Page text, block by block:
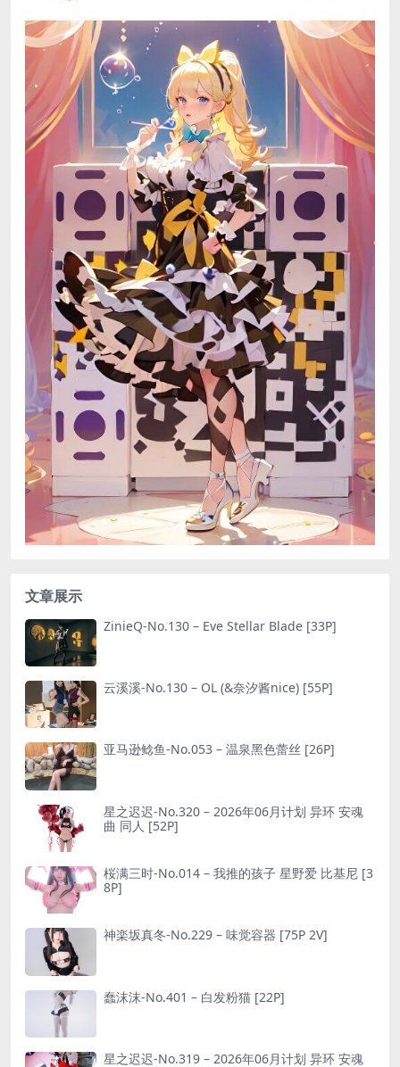
文章展示
ZinieQ-No.130 – Eve Stellar Blade [33P]
云溪溪-No.130 – OL (&奈汐酱nice) [55P]
亚马逊鲶鱼-No.053 – 温泉黑色蕾丝 [26P]
星之迟迟-No.320 – 2026年06月计划 异环 安魂
曲 同人 [52P]
桜满三时-No.014 – 我推的孩子 星野爱 比基尼 [3
8P]
神楽坂真冬-No.229 – 味觉容器 [75P 2V]
蠢沫沫-No.401 – 白发粉猫 [22P]
星之迟迟-No.319 – 2026年06月计划 异环 安魂